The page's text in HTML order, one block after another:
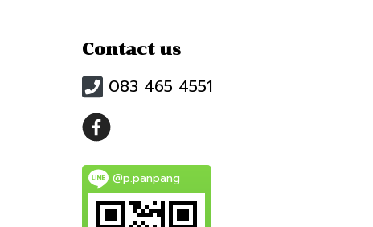
Contact us
083 465 4551
@p.panpang